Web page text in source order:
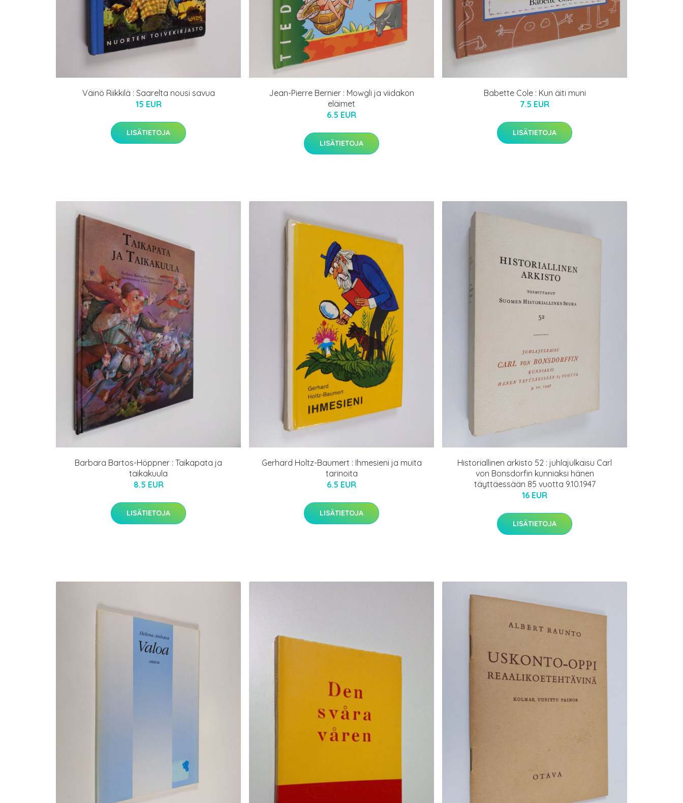
Väinö Riikkilä : Saarelta nousi savua
15 EUR
LISÄTIETOJA
Jean-Pierre Bernier : Mowgli ja viidakon
eläimet
6.5 EUR
LISÄTIETOJA
Babette Cole : Kun äiti muni
7.5 EUR
LISÄTIETOJA
Barbara Bartos-Höppner : Taikapata ja
taikakuula
8.5 EUR
LISÄTIETOJA
Gerhard Holtz-Baumert : Ihmesieni ja muita
tarinoita
6.5 EUR
LISÄTIETOJA
Historiallinen arkisto 52 : juhlajulkaisu Carl
von Bonsdorfin kunniaksi hänen
täyttäessään 85 vuotta 9.10.1947
16 EUR
LISÄTIETOJA